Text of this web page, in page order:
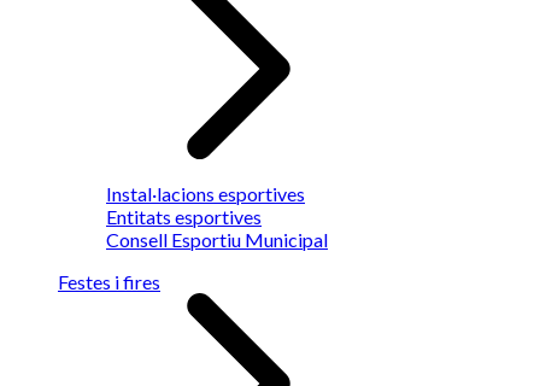
Instal·lacions esportives
Entitats esportives
Consell Esportiu Municipal
Festes i fires